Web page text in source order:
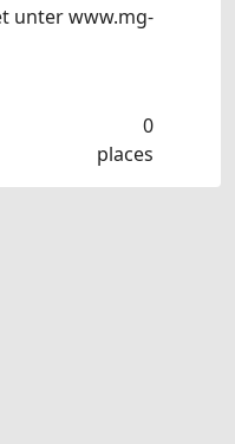
unter www.mg-
0
places